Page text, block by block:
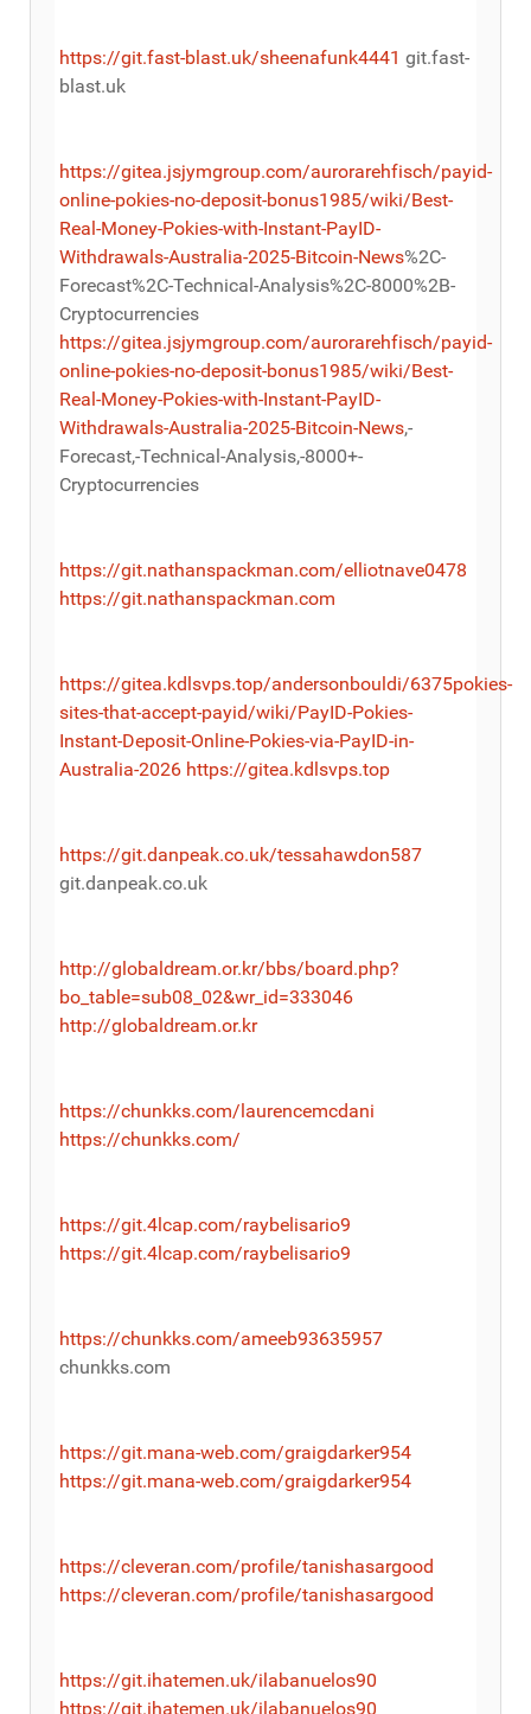
https://git.fast-blast.uk/sheenafunk4441 git.fast-
blast.uk
https://gitea.jsjymgroup.com/aurorarehfisch/payid-
online-pokies-no-deposit-bonus1985/wiki/Best-
Real-Money-Pokies-with-Instant-PayID-
Withdrawals-Australia-2025-Bitcoin-News%2C-
Forecast%2C-Technical-Analysis%2C-8000%2B-
Cryptocurrencies
https://gitea.jsjymgroup.com/aurorarehfisch/payid-
online-pokies-no-deposit-bonus1985/wiki/Best-
Real-Money-Pokies-with-Instant-PayID-
Withdrawals-Australia-2025-Bitcoin-News,-
Forecast,-Technical-Analysis,-8000+-
Cryptocurrencies
https://git.nathanspackman.com/elliotnave0478
https://git.nathanspackman.com
https://gitea.kdlsvps.top/andersonbouldi/6375pokies-
sites-that-accept-payid/wiki/PayID-Pokies-
Instant-Deposit-Online-Pokies-via-PayID-in-
Australia-2026 https://gitea.kdlsvps.top
https://git.danpeak.co.uk/tessahawdon587
git.danpeak.co.uk
http://globaldream.or.kr/bbs/board.php?
bo_table=sub08_02&wr_id=333046
http://globaldream.or.kr
https://chunkks.com/laurencemcdani
https://chunkks.com/
https://git.4lcap.com/raybelisario9
https://git.4lcap.com/raybelisario9
https://chunkks.com/ameeb93635957
chunkks.com
https://git.mana-web.com/graigdarker954
https://git.mana-web.com/graigdarker954
https://cleveran.com/profile/tanishasargood
https://cleveran.com/profile/tanishasargood
https://git.ihatemen.uk/ilabanuelos90
https://git.ihatemen.uk/ilabanuelos90